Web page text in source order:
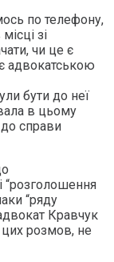
по телефону,
зі
чи це є
адвокатською
бути до неї
в цьому
справи
“розголошення
“ряду
Кравчук
цих розмов, не